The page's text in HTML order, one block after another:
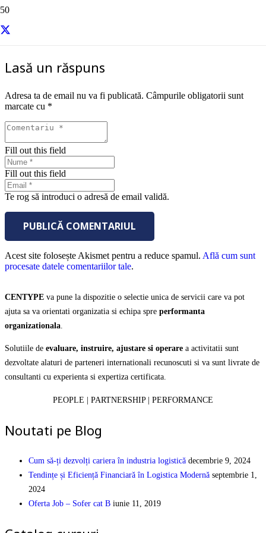
Lasă un răspuns
Adresa ta de email nu va fi publicată. Câmpurile obligatorii sunt
marcate cu *
Fill out this field
Fill out this field
Te rog să introduci o adresă de email validă.
PUBLICĂ COMENTARIUL
Acest site folosește Akismet pentru a reduce spamul. Află cum sunt
procesate datele comentariilor tale.
CENTYPE va pune la dispozitie o selectie unica de servicii care va pot
ajuta sa va orientati organizatia si echipa spre performanta
organizationala
Solutiile de evaluare, instruire, ajustare si operare a activitatii sunt
dezvoltate alaturi de parteneri internationali recunoscuti si va sunt livrate de
consultanti cu experienta si expertiza certificata.
PEOPLE | PARTNERSHIP | PERFORMANCE
Noutati pe Blog
Cum să-ți dezvolți cariera în industria logistică decembrie 9, 2024
Tendințe și Eficiență Financiară în Logistica Modernă septembrie 1,
2024
Oferta Job – Sofer cat B iunie 11, 2019